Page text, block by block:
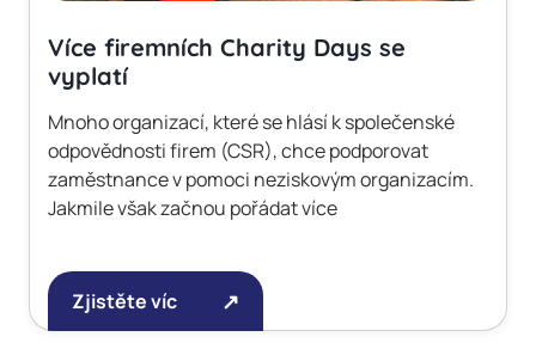
Více firemních Charity Days se
vyplatí
Mnoho organizací, které se hlásí k společenské
odpovědnosti firem (CSR), chce podporovat
zaměstnance v pomoci neziskovým organizacím.
Jakmile však začnou pořádat více
Zjistěte víc